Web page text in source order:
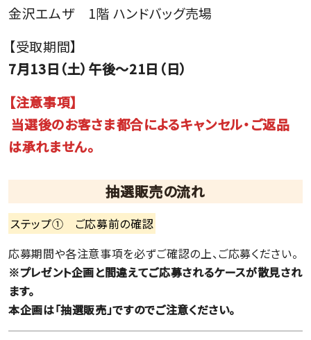
金沢エムザ 1階 ハンドバッグ売場
【受取期間】
7月13日（土）午後～21日（日）
【注意事項】
当選後のお客さま都合によるキャンセル・ご返品
は承れません。
抽選販売の流れ
ステップ① ご応募前の確認
応募期間や各注意事項を必ずご確認の上、ご応募ください。
※プレゼント企画と間違えてご応募されるケースが散見され
ます。
本企画は「抽選販売」ですのでご注意ください。